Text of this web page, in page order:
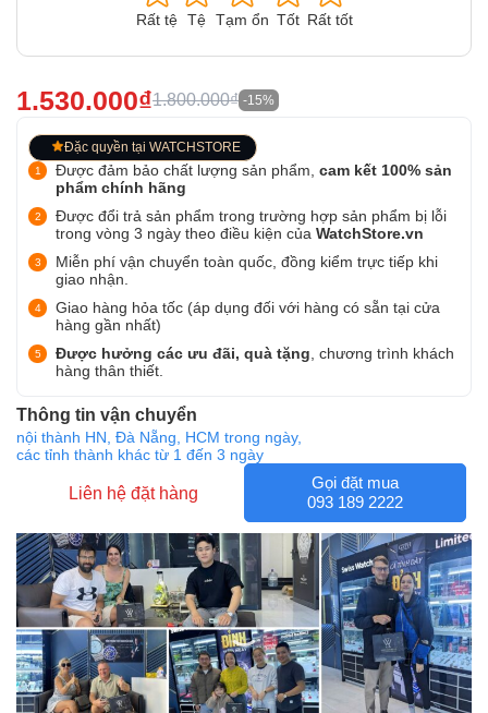
Rất tệ Tệ Tạm ổn Tốt Rất tốt
1.530.000₫1.800.000₫ -15%
Đặc quyền tại WATCHSTORE
Được đảm bảo chất lượng sản phẩm, cam kết 100% sản
phẩm chính hãng
Được đổi trả sản phẩm trong trường hợp sản phẩm bị lỗi
trong vòng 3 ngày theo điều kiện của WatchStore.vn
Miễn phí vận chuyển toàn quốc, đồng kiểm trực tiếp khi
giao nhận.
Giao hàng hỏa tốc (áp dụng đối với hàng có sẵn tại cửa
hàng gần nhất)
Được hưởng các ưu đãi, quà tặng , chương trình khách
hàng thân thiết.
Thông tin vận chuyển
nội thành HN, Đà Nẵng, HCM trong ngày,
các tỉnh thành khác từ 1 đến 3 ngày
Liên hệ đặt hàng
Gọi đặt mua
093 189 2222